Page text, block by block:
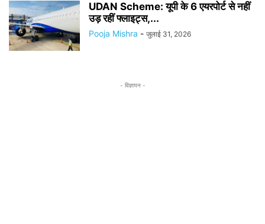
UDAN Scheme: यूपी के 6 एयरपोर्ट से नहीं
उड़ रहीं फ्लाइट्स,...
Pooja Mishra - जुलाई 31, 2026
- विज्ञापन -